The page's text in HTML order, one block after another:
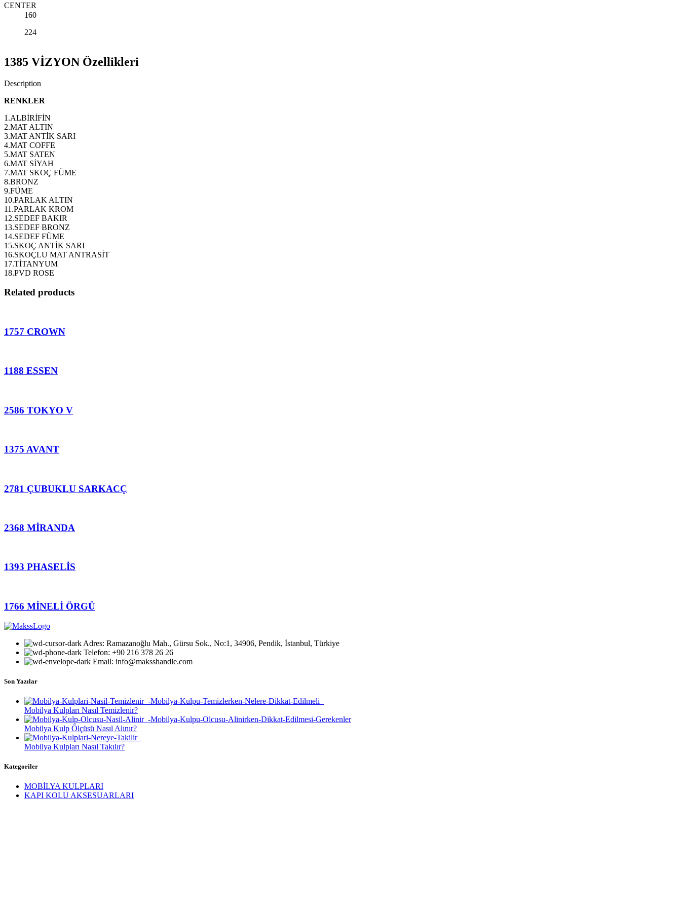
CENTER
160
224
1385 VİZYON Özellikleri
Description
RENKLER
1.ALBİRİFİN
2.MAT ALTIN
3.MAT ANTİK SARI
4.MAT COFFE
5.MAT SATEN
6.MAT SİYAH
7.MAT SKOÇ FÜME
8.BRONZ
9.FÜME
10.PARLAK ALTIN
11.PARLAK KROM
12.SEDEF BAKIR
13.SEDEF BRONZ
14.SEDEF FÜME
15.SKOÇ ANTİK SARI
16.SKOÇLU MAT ANTRASİT
17.TİTANYUM
18.PVD ROSE
Related products
1757 CROWN
1188 ESSEN
2586 TOKYO V
1375 AVANT
2781 ÇUBUKLU SARKACÇ
2368 MİRANDA
1393 PHASELİS
1766 MİNELİ ÖRGÜ
Adres: Ramazanoğlu Mah., Gürsu Sok., No:1, 34906, Pendik, İstanbul, Türkiye
Telefon: +90 216 378 26 26
Email: info@maksshandle.com
Son Yazılar
Mobilya Kulpları Nasıl Temizlenir?
Mobilya Kulp Ölçüsü Nasıl Alınır?
Mobilya Kulpları Nasıl Takılır?
Kategoriler
MOBİLYA KULPLARI
KAPI KOLU AKSESUARLARI